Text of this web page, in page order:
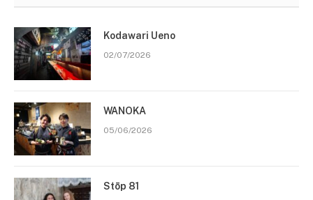
Kodawari Ueno
02/07/2026
WANOKA
05/06/2026
Stōp 81